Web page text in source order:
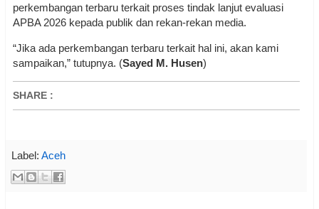
perkembangan terbaru terkait proses tindak lanjut evaluasi
APBA 2026 kepada publik dan rekan-rekan media.
“Jika ada perkembangan terbaru terkait hal ini, akan kami
sampaikan,” tutupnya. (Sayed M. Husen)
SHARE :
Label: Aceh